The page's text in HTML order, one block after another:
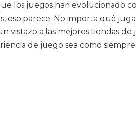
los juegos han evolucionado
eso parece. No importa qué
vistazo a las mejores tiendas
de juego sea como